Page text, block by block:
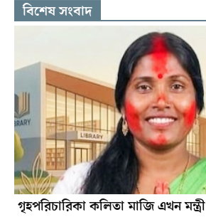
বিশেষ সংবাদ
গৃহপরিচারিকা কলিতা মাজি এখন মন্ত্রী